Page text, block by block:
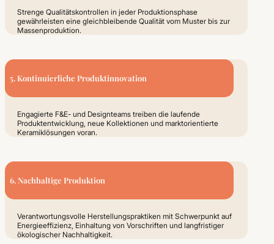
Strenge Qualitätskontrollen in jeder Produktionsphase
gewährleisten eine gleichbleibende Qualität vom Muster bis zur
Massenproduktion.
5. Kontinuierliche Produktinnovation
Engagierte F&E- und Designteams treiben die laufende
Produktentwicklung, neue Kollektionen und marktorientierte
Keramiklösungen voran.
6. Nachhaltige Produktion
Verantwortungsvolle Herstellungspraktiken mit Schwerpunkt auf
Energieeffizienz, Einhaltung von Vorschriften und langfristiger
ökologischer Nachhaltigkeit.